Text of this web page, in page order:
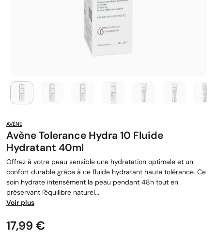
AVÈNE
Avène Tolerance Hydra 10 Fluide
Hydratant 40ml
Offrez à votre peau sensible une hydratation optimale et un
confort durable grâce à ce fluide hydratant haute tolérance. Ce
soin hydrate intensément la peau pendant 48h tout en
préservant l'équilibre naturel...
Voir plus
Prix
17,99 €